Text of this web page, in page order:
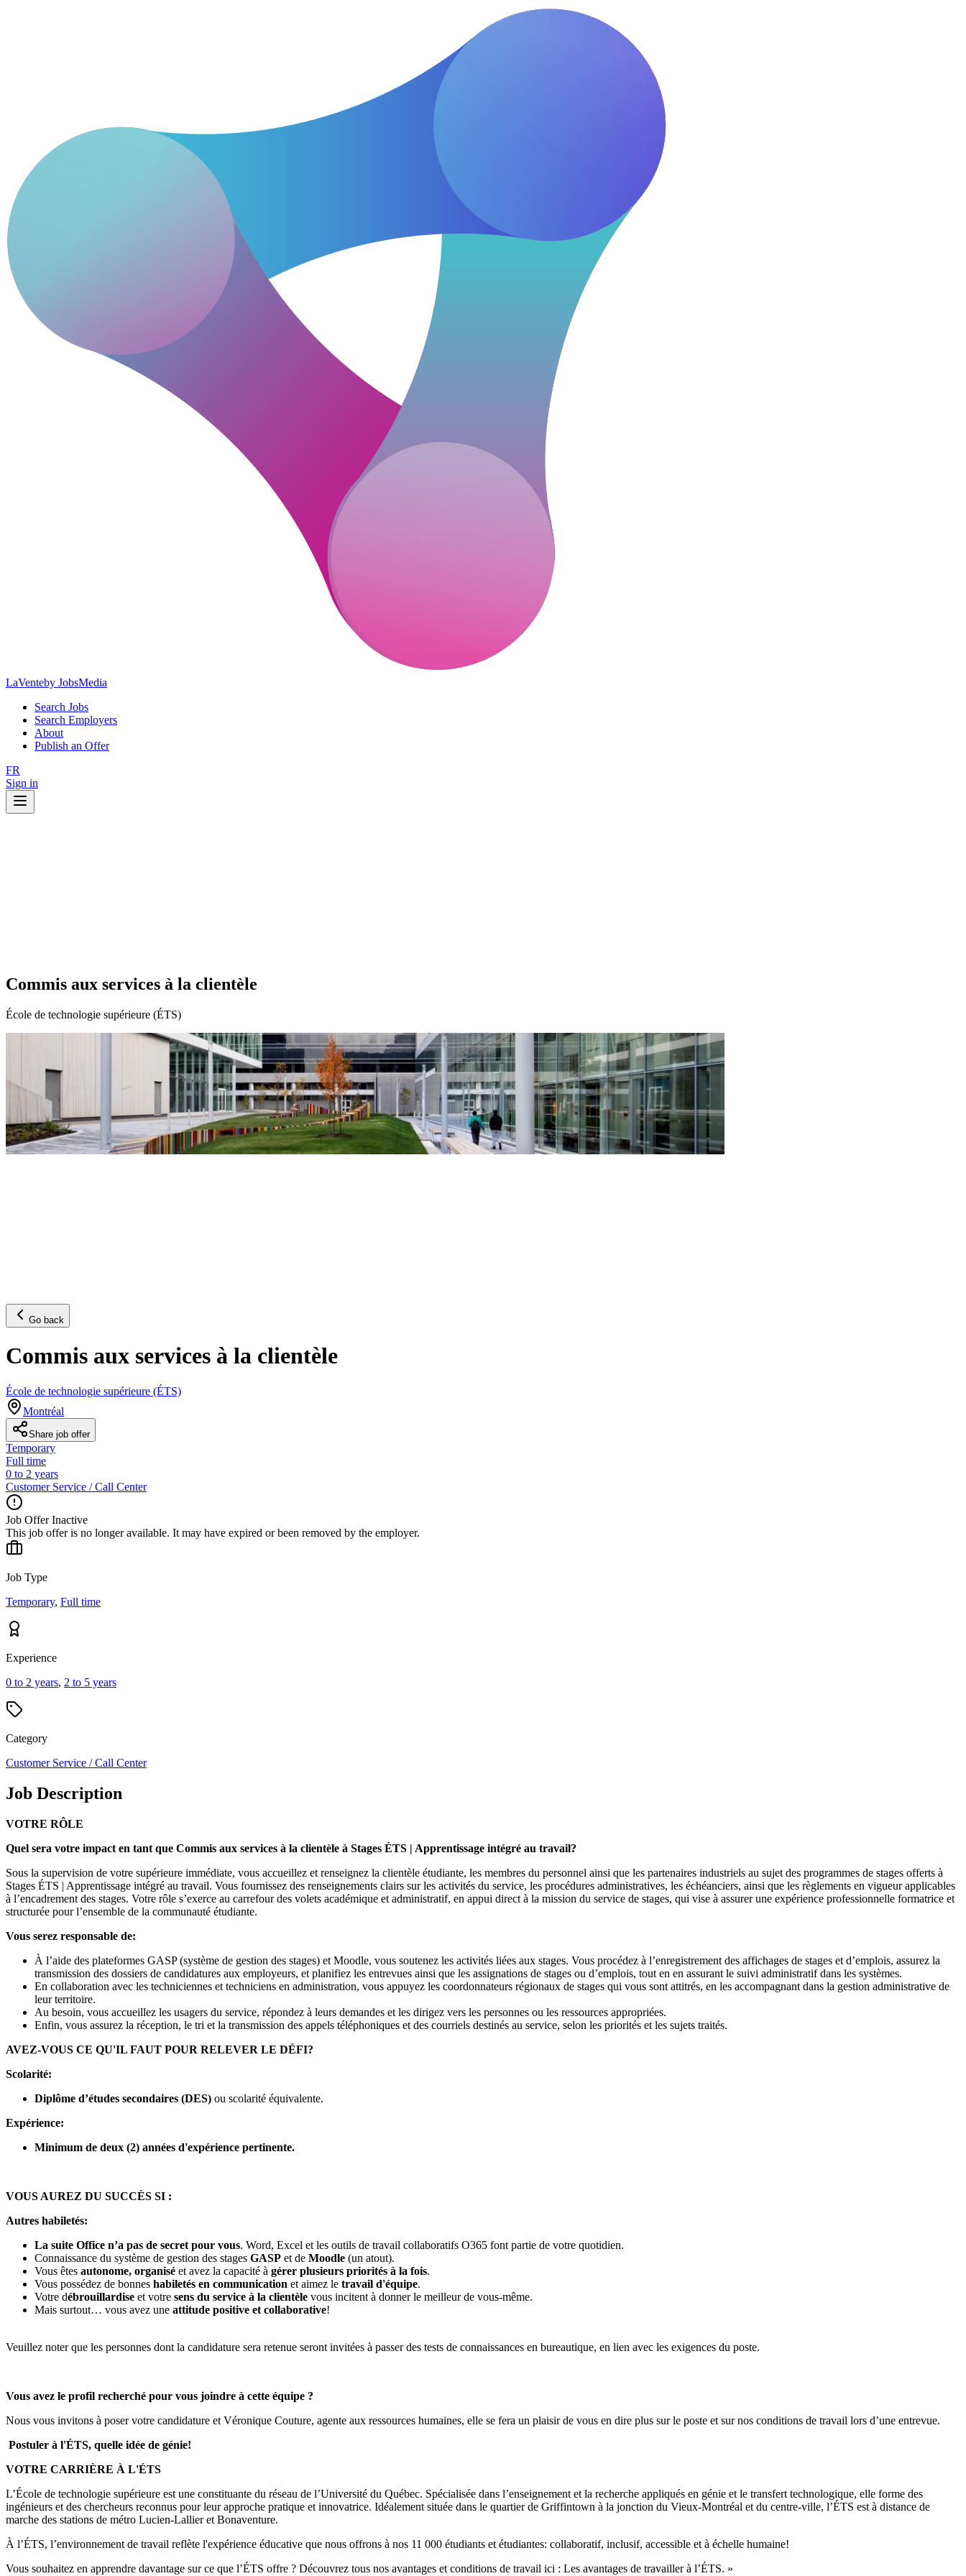
LaVenteby JobsMedia
Search Jobs
Search Employers
About
Publish an Offer
FR
Sign in
Commis aux services à la clientèle
École de technologie supérieure (ÉTS)
Go back
Commis aux services à la clientèle
École de technologie supérieure (ÉTS)
Montréal
Share job offer
Temporary
Full time
0 to 2 years
Customer Service / Call Center
Job Offer Inactive
This job offer is no longer available. It may have expired or been removed by the employer.
Job Type
Temporary, Full time
Experience
0 to 2 years, 2 to 5 years
Category
Customer Service / Call Center
Job Description
VOTRE RÔLE
Quel sera votre impact en tant que Commis aux services à la clientèle à Stages ÉTS | Apprentissage intégré au travail?
Sous la supervision de votre supérieure immédiate, vous accueillez et renseignez la clientèle étudiante, les membres du personnel ainsi que les partenaires industriels au sujet des programmes de stages offerts à
Stages ÉTS | Apprentissage intégré au travail. Vous fournissez des renseignements clairs sur les activités du service, les procédures administratives, les échéanciers, ainsi que les règlements en vigueur applicables
à l’encadrement des stages. Votre rôle s’exerce au carrefour des volets académique et administratif, en appui direct à la mission du service de stages, qui vise à assurer une expérience professionnelle formatrice et
structurée pour l’ensemble de la communauté étudiante.
Vous serez responsable de:
À l’aide des plateformes GASP (système de gestion des stages) et Moodle, vous soutenez les activités liées aux stages. Vous procédez à l’enregistrement des affichages de stages et d’emplois, assurez la
transmission des dossiers de candidatures aux employeurs, et planifiez les entrevues ainsi que les assignations de stages ou d’emplois, tout en en assurant le suivi administratif dans les systèmes.
En collaboration avec les techniciennes et techniciens en administration, vous appuyez les coordonnateurs régionaux de stages qui vous sont attitrés, en les accompagnant dans la gestion administrative de
leur territoire.
Au besoin, vous accueillez les usagers du service, répondez à leurs demandes et les dirigez vers les personnes ou les ressources appropriées.
Enfin, vous assurez la réception, le tri et la transmission des appels téléphoniques et des courriels destinés au service, selon les priorités et les sujets traités.
AVEZ-VOUS CE QU'IL FAUT POUR RELEVER LE DÉFI?
Scolarité:
Diplôme d’études secondaires (DES) ou scolarité équivalente.
Expérience:
Minimum de deux (2) années d'expérience pertinente.
VOUS AUREZ DU SUCCÈS SI :
Autres habiletés:
La suite Office n’a pas de secret pour vous. Word, Excel et les outils de travail collaboratifs O365 font partie de votre quotidien.
Connaissance du système de gestion des stages GASP et de Moodle (un atout).
Vous êtes autonome, organisé et avez la capacité à gérer plusieurs priorités à la fois.
Vous possédez de bonnes habiletés en communication et aimez le travail d'équipe.
Votre débrouillardise et votre sens du service à la clientèle vous incitent à donner le meilleur de vous-même.
Mais surtout… vous avez une attitude positive et collaborative!
Veuillez noter que les personnes dont la candidature sera retenue seront invitées à passer des tests de connaissances en bureautique, en lien avec les exigences du poste.
Vous avez le profil recherché pour vous joindre à cette équipe ?
Nous vous invitons à poser votre candidature et Véronique Couture, agente aux ressources humaines, elle se fera un plaisir de vous en dire plus sur le poste et sur nos conditions de travail lors d’une entrevue.
Postuler à l'ÉTS, quelle idée de génie!
VOTRE CARRIÈRE À L'ÉTS
L’École de technologie supérieure est une constituante du réseau de l’Université du Québec. Spécialisée dans l’enseignement et la recherche appliqués en génie et le transfert technologique, elle forme des
ingénieurs et des chercheurs reconnus pour leur approche pratique et innovatrice. Idéalement située dans le quartier de Griffintown à la jonction du Vieux-Montréal et du centre-ville, l’ÉTS est à distance de
marche des stations de métro Lucien-Lallier et Bonaventure.
À l’ÉTS, l’environnement de travail reflète l'expérience éducative que nous offrons à nos 11 000 étudiants et étudiantes: collaboratif, inclusif, accessible et à échelle humaine!
Vous souhaitez en apprendre davantage sur ce que l’ÉTS offre ? Découvrez tous nos avantages et conditions de travail ici : Les avantages de travailler à l’ÉTS. »